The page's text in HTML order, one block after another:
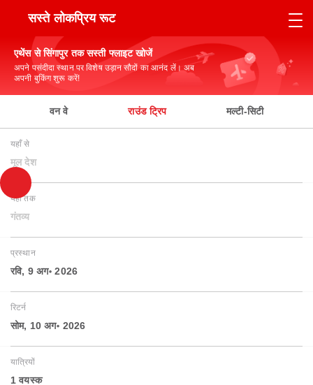
सस्ते लोकप्रिय रूट
एथेंस से सिंगापुर तक सस्ती फ्लाइट खोजें
अपने पसंदीदा स्थान पर विशेष उड़ान सौदों का आनंद लें। अब
अपनी बुकिंग शुरू करें!
वन वे राउंड ट्रिप मल्टी-सिटी
यहाँ से
मूल देश
यहाँ तक
गंतव्य
प्रस्थान
रवि, 9 अग॰ 2026
रिटर्न
सोम, 10 अग॰ 2026
यात्रियों
1 वयस्‍क